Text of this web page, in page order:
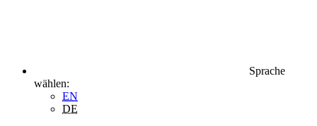
Sprache
wählen:
EN
DE